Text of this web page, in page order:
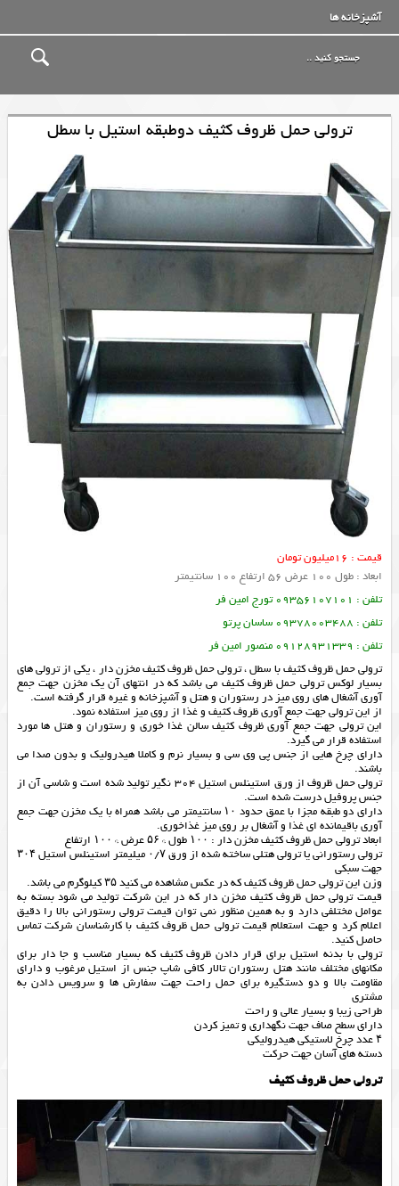
آشپزخانه ها
ترولی حمل ظروف کثیف دوطبقه استیل با سطل
قیمت : 16میلیون تومان
ابعاد : طول 100 عرض 56 ارتفاع 100 سانتیمتر
تلفن : 09356107101 تورج امین فر
تلفن : 09378003488 ساسان پرتو
تلفن : 09128931339 منصور امین فر
ترولی حمل ظروف کثیف با سطل ، ترولی حمل ظروف کثیف مخزن دار ، یکی از ترولی های
بسیار لوکس ترولی حمل ظروف کثیف می باشد که در انتهای آن یک مخزن جهت جمع
آوری آشغال های روی میز در رستوران و هتل و آشپزخانه و غیره قرار گرفته است.
از این ترولی جهت جمع آوری ظروف کثیف و غذا از روی میز استفاده نمود.
این ترولی جهت جمع آوری ظروف کثیف سالن غذا خوری و رستوران و هتل ها مورد
استفاده قرار می گیرد.
داراى چرخ هايى از جنس پى وى سى و بسيار نرم و كاملا هيدروليك و بدون صدا مى
باشند.
ترولى حمل ظروف از ورق استينلس استيل ٣٠٤ نگير توليد شده است و شاسى آن از
جنس پروفيل درست شده است.
داراى دو طبقه مجزا با عمق حدود ۱۰ سانتیمتر مى باشد همراه با یک مخزن جهت جمع
آوری باقیمانده ای غذا و آشغال بر روی میز غذاخوری.
ابعاد ترولی حمل ظروف کثیف مخزن دار : ۱۰۰ طول * ۵۶ عرض * ۱۰۰ ارتفاع
ترولی رستورانی یا ترولی هتلی ساخته شده از ورق ۰/۷ ميليمتر استينلس استيل ۳۰۴
جهت سبکی
وزن این ترولی حمل ظروف کثیف که در عکس مشاهده می کنید ۳۵ کیلوگرم می باشد.
قیمت ترولی حمل ظروف کثیف مخزن دار که در این شرکت تولید می شود بسته به
عوامل مختلفی دارد و به همین منظور نمی توان قیمت ترولی رستورانی بالا را دقیق
اعلام کرد و جهت استعلام قیمت ترولی حمل ظروف کثیف با کارشناسان شرکت تماس
حاصل کنید.
ترولی با بدنه استیل برای قرار دادن ظروف کثیف که بسیار مناسب و جا دار برای
مکانهای مختلف مانند هتل رستوران تالار کافی شاپ جنس از استیل مرغوب و دارای
مقاومت بالا و دو دستگیره برای حمل راحت جهت سفارش ها و سرویس دادن به
مشتری
طراحی زیبا و بسیار عالی و راحت
دارای سطح صاف جهت نگهداری و تمیز کردن
۴ عدد چرخ لاستیکی هیدرولیکی
دسته های آسان جهت حرکت
ترولی حمل ظروف کثیف